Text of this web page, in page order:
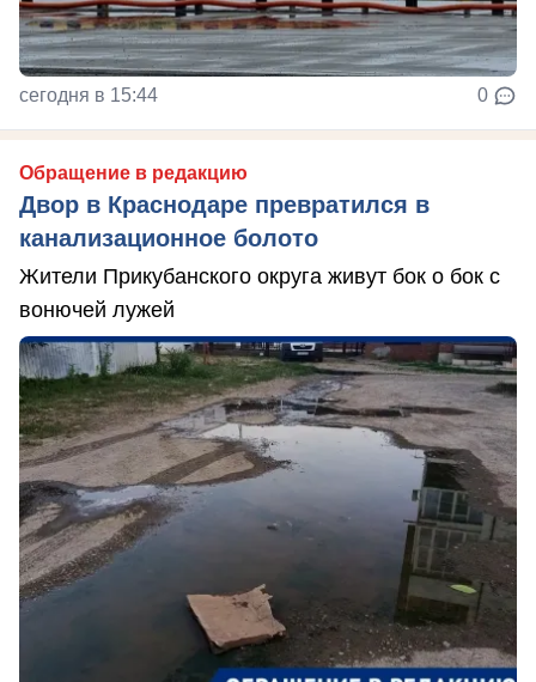
сегодня в 15:44 0
Обращение в редакцию
Двор в Краснодаре превратился в
канализационное болото
Жители Прикубанского округа живут бок о бок с
вонючей лужей